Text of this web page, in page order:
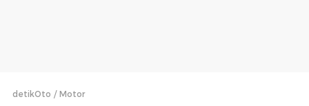
detikOto Motor